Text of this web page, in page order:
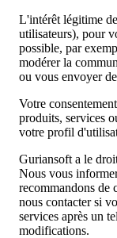
L'intérêt légitime
utilisateurs), pour
possible, par
modérer la
ou vous envoyer
Votre
produits, services
votre profil
Guriansoft a le
Nous vous
recommandons de
nous contacter si
services après un
modifications.